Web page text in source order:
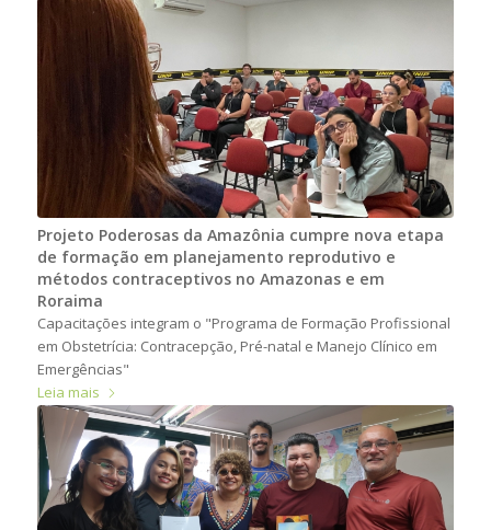
Projeto Poderosas da Amazônia cumpre nova etapa
de formação em planejamento reprodutivo e
métodos contraceptivos no Amazonas e em
Roraima
Capacitações integram o "Programa de Formação Profissional
em Obstetrícia: Contracepção, Pré-natal e Manejo Clínico em
Emergências"
Leia mais